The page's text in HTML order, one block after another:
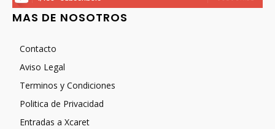
MAS DE NOSOTROS
Contacto
Aviso Legal
Terminos y Condiciones
Politica de Privacidad
Entradas a Xcaret